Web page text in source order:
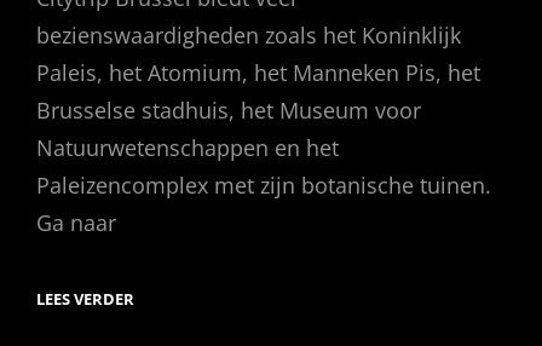
bezienswaardigheden zoals het Koninklijk
Paleis, het Atomium, het Manneken Pis, het
Brusselse stadhuis, het Museum voor
Natuurwetenschappen en het
Paleizencomplex met zijn botanische tuinen.
Ga naar
LEES VERDER